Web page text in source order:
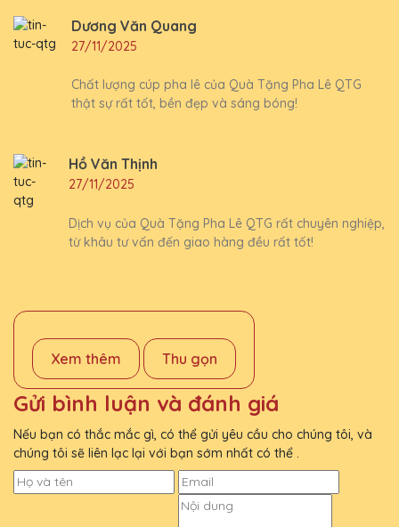
Dương Văn Quang
27/11/2025
Chất lượng cúp pha lê của Quà Tặng Pha Lê QTG
thật sự rất tốt, bền đẹp và sáng bóng!
Hồ Văn Thịnh
27/11/2025
Dịch vụ của Quà Tặng Pha Lê QTG rất chuyên nghiệp,
từ khâu tư vấn đến giao hàng đều rất tốt!
Xem thêm Thu gọn
Gửi bình luận và đánh giá
Nếu bạn có thắc mắc gì, có thể gửi yêu cầu cho chúng tôi, và
chúng tôi sẽ liên lạc lại với bạn sớm nhất có thể .